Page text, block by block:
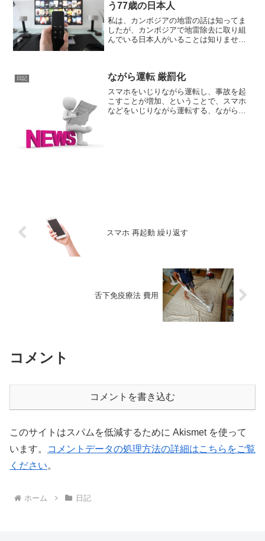
う77歳の日本人
私は、カンボジアの地雷の話は知ってま
したが、カンボジアで地雷除去に取り組
んでいる日本人がいることは知りません
を見て、初めて知りまし...
日記 ながら運転 厳罰化
スマホをいじりながら運転し、事故を起
こすことが増加、ということで、スマホ
などをいじりながら運転する、ながら運
スマホ 再起動 繰り返す
舌下免疫療法 費用
コメント
コメントを書き込む
このサイトはスパムを低減するために Akismet を使って
います。
コメントデータの処理方法の詳細はこちらをご覧
ください。
ホーム 日記